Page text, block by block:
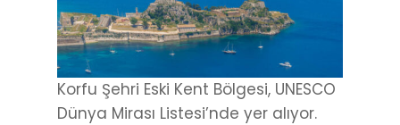
Korfu Şehri Eski Kent Bölgesi, UNESCO
Dünya Mirası Listesi’nde yer alıyor.